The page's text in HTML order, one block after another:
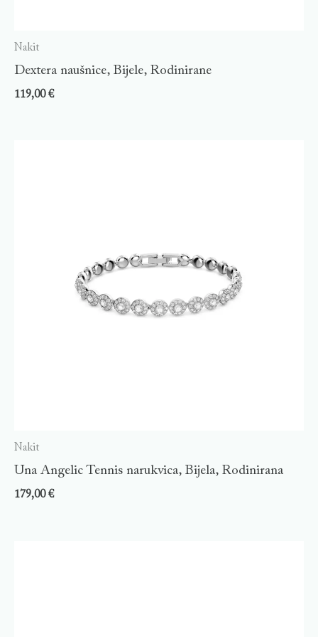
Nakit
Dextera naušnice, Bijele, Rodinirane
119,00€
Nakit
Una Angelic Tennis narukvica, Bijela, Rodinirana
179,00€